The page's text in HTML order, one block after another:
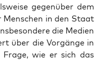
gegen­über dem
Men­schen in den Staat
die Medi­en
über die Vor­gän­ge in
wie er sich das